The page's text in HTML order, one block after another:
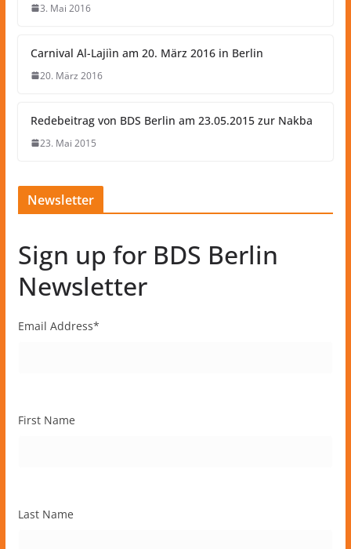
3. Mai 2016
Carnival Al-Lajiìn am 20. März 2016 in Berlin
20. März 2016
Redebeitrag von BDS Berlin am 23.05.2015 zur Nakba
23. Mai 2015
Newsletter
Sign up for BDS Berlin
Newsletter
Email Address*
First Name
Last Name